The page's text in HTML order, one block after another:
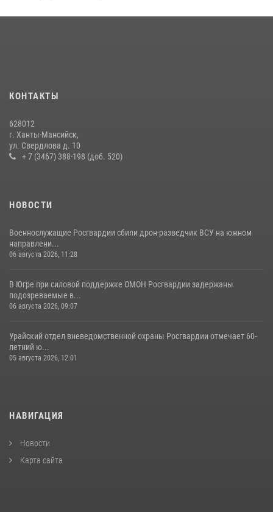
11 июля 2026, 12:26
КОНТАКТЫ
628012
г. Ханты-Мансийск,
ул. Свердлова д. 10
+ 7 (3467) 388-198 (доб. 520)
НОВОСТИ
Военнослужащие Росгвардии сбили дрон-разведчик ВСУ на южном
направлени...
06 августа 2026, 11:28
В Югре при силовой поддержке ОМОН Росгвардии задержаны
подозреваемые в...
06 августа 2026, 09:07
Урайский отдел вневедомственной охраны Росгвардии отмечает 60-
летний ю...
05 августа 2026, 12:01
НАВИГАЦИЯ
Новости
Карта сайта